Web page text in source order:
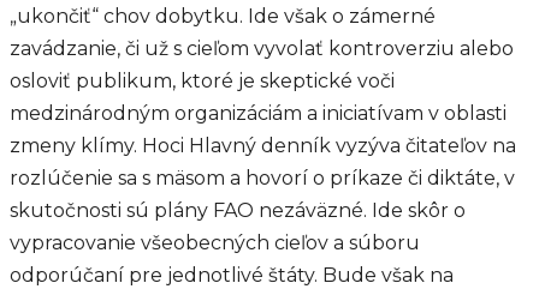
„ukončiť“ chov dobytku. Ide však o zámerné
zavádzanie, či už s cieľom vyvolať kontroverziu alebo
osloviť publikum, ktoré je skeptické voči
medzinárodným organizáciám a iniciatívam v oblasti
zmeny klímy. Hoci Hlavný denník vyzýva čitateľov na
rozlúčenie sa s mäsom a hovorí o príkaze či diktáte, v
skutočnosti sú plány FAO nezáväzné. Ide skôr o
vypracovanie všeobecných cieľov a súboru
odporúčaní pre jednotlivé štáty. Bude však na